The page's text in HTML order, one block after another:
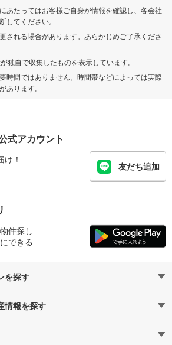
あたってはお客様ご自身が情報を確認し、各会社
してください。
される場合があります。あらかじめご了承くださ
独自で収集したものを表示しています。
時間ではありません。時間帯などによっては実際
あります。
式アカウント
！
友だち追加
件探し
できる
を探す
情報を探す